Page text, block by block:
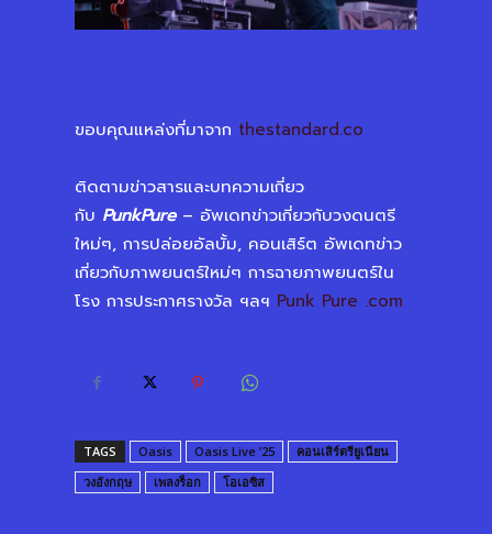
ขอบคุณแหล่งที่มาจาก thestandard.co
ติดตามข่าวสารและบทความเกี่ยว
กับ PunkPure– อัพเดทข่าวเกี่ยวกับวงดนตรี
ใหม่ๆ, การปล่อยอัลบั้ม, คอนเสิร์ต อัพเดทข่าว
เกี่ยวกับภาพยนตร์ใหม่ๆ การฉายภาพยนตร์ใน
โรง การประกาศรางวัล ฯลฯ Punk Pure .com
TAGS Oasis Oasis Live ’25
คอนเสิร์ตรียูเนียน
วงอังกฤษ
เพลงร็อก โอเอซิส